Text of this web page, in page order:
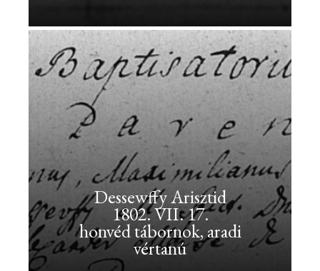
17.
<br>politikus
Deák
Ferenc
1803.
politikus
Dessewffy
Arisztid<br>1802.
VII.
Dessewffy Arisztid
1802. VII. 17.
honvéd tábornok, aradi
vértanú